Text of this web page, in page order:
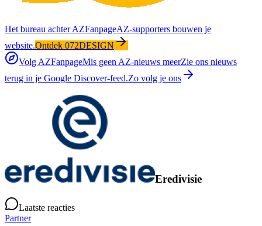
Het bureau achter AZFanpageAZ-supporters bouwen je
website.Ontdek 072DESIGN
Volg AZFanpageMis geen AZ-nieuws meerZie ons nieuws
terug in je Google Discover-feed.Zo volg je ons
Eredivisie
Laatste reacties
Partner